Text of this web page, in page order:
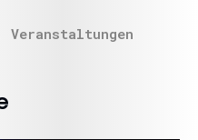
Veranstaltungen